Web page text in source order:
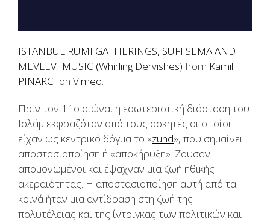
ISTANBUL RUMI GATHERINGS, SUFI SEMA AND
MEVLEVI MUSIC (Whirling Dervishes) from Kamil
PINARCI on Vimeo.
Πριν τον 11ο αιώνα, η εσωτεριστική διάσταση του
Ισλάμ εκφραζόταν από τους ασκητές οι οποίοι
είχαν ως κεντρικό δόγμα το «zuhd», που σημαίνει
αποστασιοποίηση ή «αποκήρυξη». Ζουσαν
απομονωμένοι και έψαχναν μια ζωή ηθικής
ακεραιότητας. Η αποστασιοποίηση αυτή από τα
κοινά ήταν μια αντίδραση στη ζωή της
πολυτέλειας και της ίντριγκας των πολιτικών και